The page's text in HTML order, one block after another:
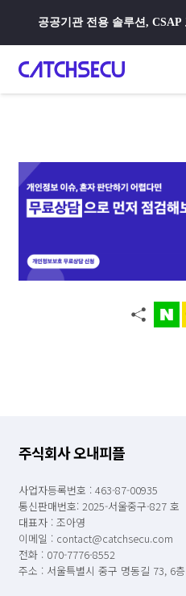
공공기관 전용 솔루션, CSAP
주식회사 오내피플
사업자등록번호 : 463-87-00935
통신판매번호: 2025-서울중구-827 호
대표자 : 조아영
이메일 : contact@catchsecu.com
전화 : 070-7776-8552
주소 : 서울특별시 중구 명동길 73, 6